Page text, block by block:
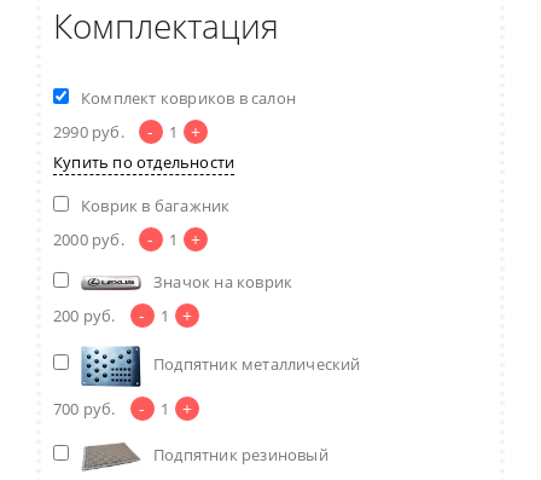
Комплектация
Комплект ковриков в салон
2990 руб. - 1 +
Купить по отдельности
Коврик в багажник
2000 руб. - 1 +
Значок на коврик
200 руб. - 1 +
Подпятник металлический
700 руб. - 1 +
Подпятник резиновый